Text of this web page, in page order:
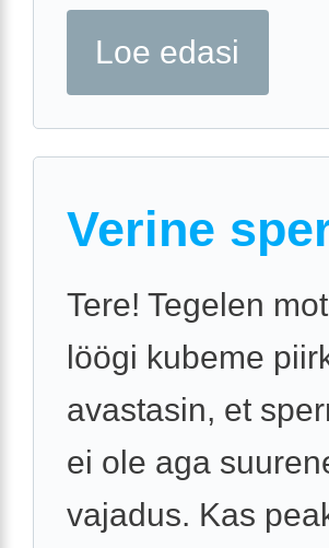
Loe edasi
Verine
Tere! Tegelen
löögi kubeme
avastasin, et
ei ole aga
vajadus. Kas